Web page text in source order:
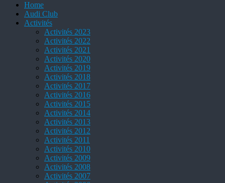
Home
Audi Club
Activités
Activités 2023
Activités 2022
Activités 2021
Activités 2020
Activités 2019
Activités 2018
Activités 2017
Activités 2016
Activités 2015
Activités 2014
Activités 2013
Activités 2012
Activités 2011
Activités 2010
Activités 2009
Activités 2008
Activités 2007